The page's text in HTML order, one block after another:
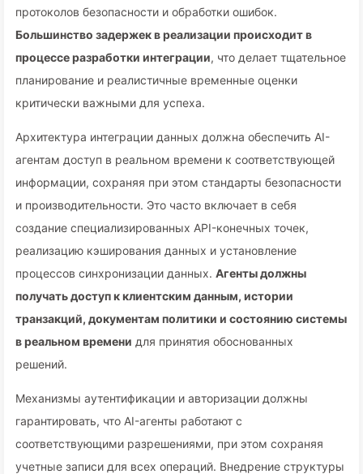
протоколов безопасности и обработки ошибок.
Большинство задержек в реализации происходит в
процессе разработки интеграции, что делает тщательное
планирование и реалистичные временные оценки
критически важными для успеха.
Архитектура интеграции данных должна обеспечить AI-
агентам доступ в реальном времени к соответствующей
информации, сохраняя при этом стандарты безопасности
и производительности. Это часто включает в себя
создание специализированных API-конечных точек,
реализацию кэширования данных и установление
процессов синхронизации данных. Агенты должны
получать доступ к клиентским данным, истории
транзакций, документам политики и состоянию системы
в реальном времени для принятия обоснованных
решений.
Механизмы аутентификации и авторизации должны
гарантировать, что AI-агенты работают с
соответствующими разрешениями, при этом сохраняя
учетные записи для всех операций. Внедрение структуры